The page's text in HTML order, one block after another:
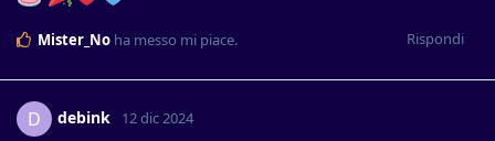
Rispondi
Mister_No ha messo mi piace.
D debink 12 dic 2024